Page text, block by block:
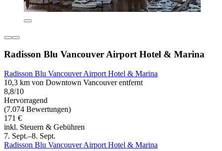
Radisson Blu Vancouver Airport Hotel & Marina
Radisson Blu Vancouver Airport Hotel & Marina
10,3 km von Downtown Vancouver entfernt
8,8/10
Hervorragend
(7.074 Bewertungen)
171 €
inkl. Steuern & Gebühren
7. Sept.–8. Sept.
Radisson Blu Vancouver Airport Hotel & Marina